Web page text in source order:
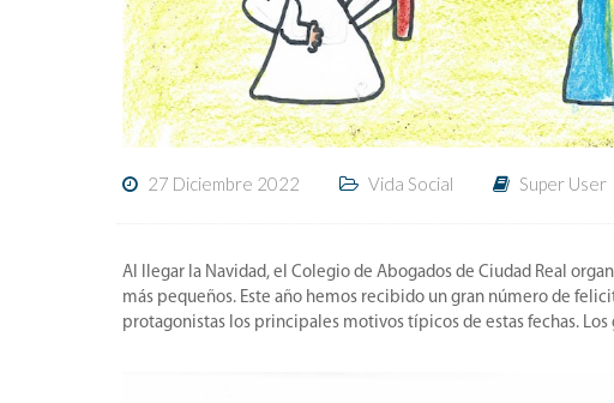
27 Diciembre 2022 Vida Social Super User
Al llegar la Navidad, el Colegio de Abogados de Ciudad Real
más pequeños. Este año hemos recibido un gran número de
protagonistas los principales motivos típicos de estas fechas.